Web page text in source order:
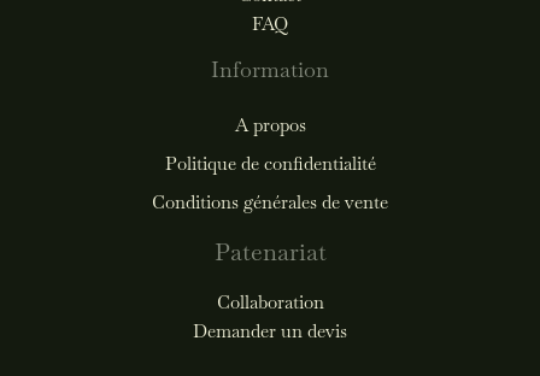
FAQ
Information
A propos
Politique de confidentialité
Conditions générales de vente
Patenariat
Collaboration
Demander un devis